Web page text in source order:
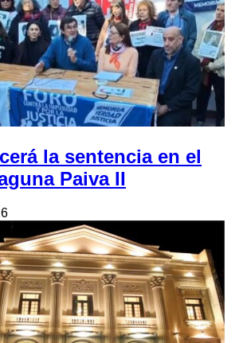
la sentencia en el
Paiva II